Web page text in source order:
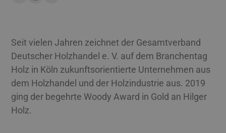
Seit vielen Jahren zeichnet der Gesamtverband
Deutscher Holzhandel e. V. auf dem Branchentag
Holz in Köln zukunftsorientierte Unternehmen aus
dem Holzhandel und der Holzindustrie aus. 2019
ging der begehrte Woody Award in Gold an Hilger
Holz.